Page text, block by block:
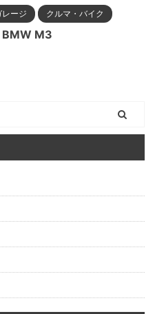
レージ クルマ・バイク
M3